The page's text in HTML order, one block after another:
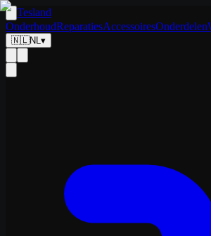
Tesland
OnderhoudReparatiesAccessoiresOnderdelen
🇳🇱NL▾